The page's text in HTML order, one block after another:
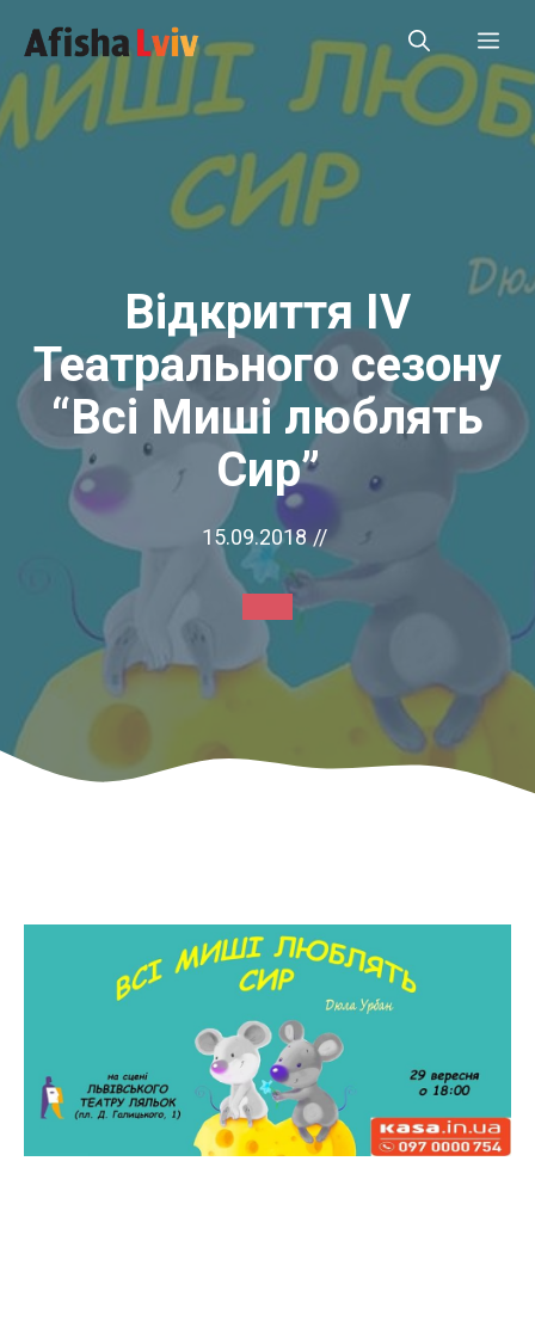
до
вмісту
Відкриття IV
Театрального сезону
“Всі Миші люблять
Сир”
15.09.2018 //